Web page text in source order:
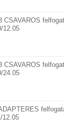
CSAVAROS
12.05
CSAVAROS
24.05
12.05